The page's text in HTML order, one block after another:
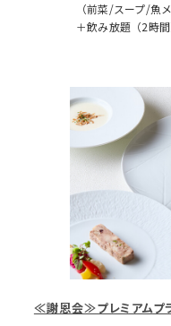
（前菜/スープ/魚
＋飲み放題（2時間
≪謝恩会≫プレミアムプ